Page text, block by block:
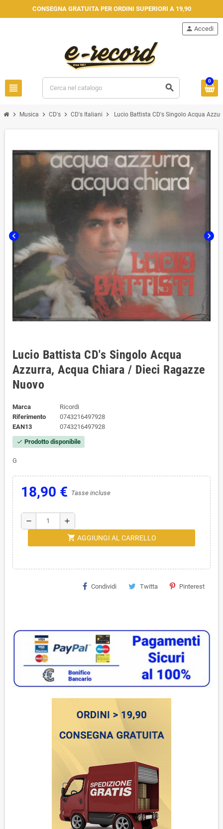
CONSEGNA GRATUITA PER ORDINI SUPERIORI A 19,90
view_headline search
person Accedi
0
chevron_right Musica chevron_right CD's chevron_right CD's Italiani chevron_right Lucio Battista CD's Singolo Acqua
chevron_left chevron_right
Lucio Battista CD's Singolo Acqua
Azzurra, Acqua Chiara / Dieci Ragazze
Nuovo
Marca
Ricordi
Riferimento
0743216497928
EAN13
0743216497928
check Prodotto disponibile
G
18,90 € Tasse incluse
remove add
shopping_cart AGGIUNGI AL CARRELLO
Condividi Twitta Pinterest